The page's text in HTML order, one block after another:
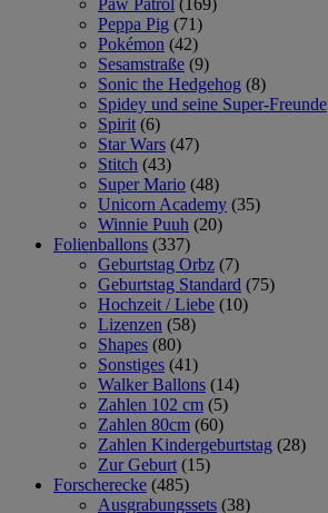
Peppa Pig (71)
Pokémon (42)
Sesamstraße (9)
Sonic the Hedgehog (8)
Spidey und seine Super-Freunde
Spirit (6)
Star Wars (47)
Stitch (43)
Super Mario (48)
Unicorn Academy (35)
Winnie Puuh (20)
Folienballons (337)
Geburtstag Orbz (7)
Geburtstag Standard (75)
Hochzeit / Liebe (10)
Lizenzen (58)
Shapes (80)
Sonstiges (41)
Walker Ballons (14)
Zahlen 102 cm (5)
Zahlen 80cm (60)
Zahlen Kindergeburtstag (28)
Zur Geburt (15)
Forscherecke (485)
Ausgrabungssets (38)